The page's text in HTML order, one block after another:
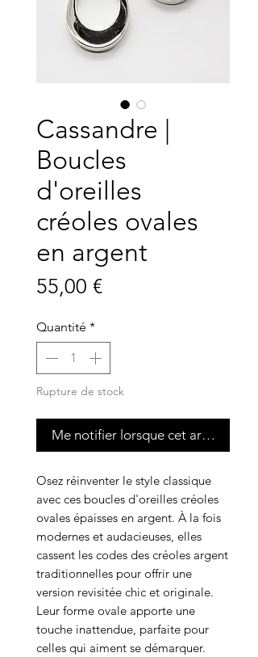
Cassandre |
Boucles
d'oreilles
créoles ovales
en argent
55,00 €Prix
Quantité *
Rupture de stock
Me notifier lorsque cet article est
Osez réinventer le style classique
avec ces boucles d'oreilles créoles
ovales épaisses en argent. À la fois
modernes et audacieuses, elles
cassent les codes des créoles argent
traditionnelles pour offrir une
version revisitée chic et originale.
Leur forme ovale apporte une
touche inattendue, parfaite pour
celles qui aiment se démarquer.